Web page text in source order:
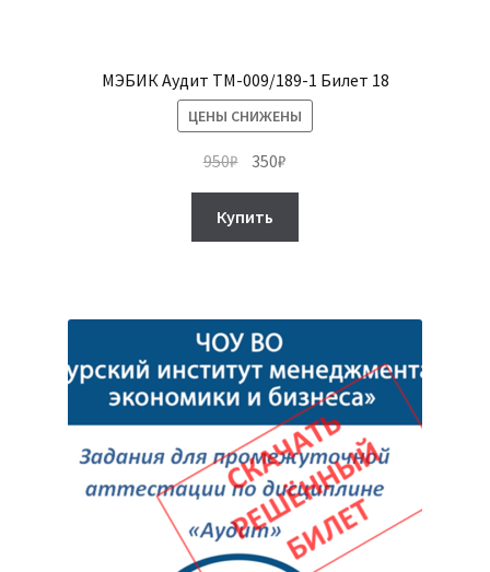
МЭБИК Аудит ТМ-009/189-1 Билет 18
ЦЕНЫ СНИЖЕНЫ
950₽ Первоначальная
цена
составляла
950₽.
350₽
цена:
Купить